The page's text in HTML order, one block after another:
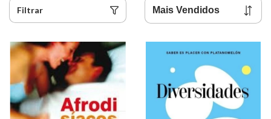
Filtrar